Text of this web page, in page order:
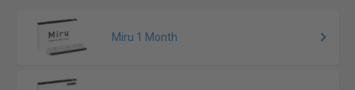
Miru 1 Month